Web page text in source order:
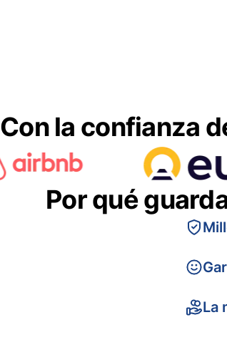
Con la confianza
Por qué
La